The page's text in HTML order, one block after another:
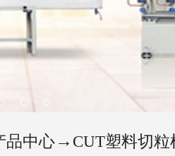
品中心→ CUT塑料切粒